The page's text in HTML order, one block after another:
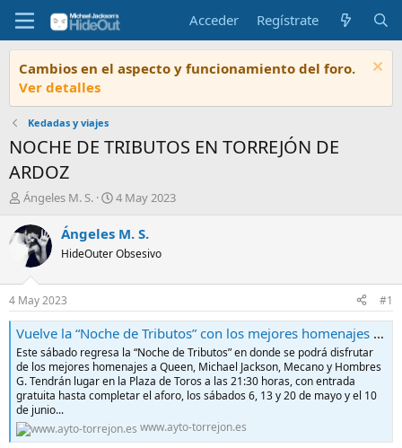
Acceder Regístrate
Cambios en el aspecto y funcionamiento del foro.
Ver detalles
Kedadas y viajes
NOCHE DE TRIBUTOS EN TORREJÓN DE
ARDOZ
I
i
c
a
d
o
r
d
e
l
t
e
m
a
Ángeles M. S.
F
c
a
i
n
i
c
i
o
4 May 2023
Ángeles M. S.
HideOuter Obsesivo
4 May 2023 #1
Vuelve la “Noche de Tributos” con los mejores homenajes a Queen, Michael Jackson, Mecano y Hombres G | Ayuntamiento de Torrejon
Este sábado regresa la “Noche de Tributos” en donde se podrá disfrutar
de los mejores homenajes a Queen, Michael Jackson, Mecano y Hombres
G. Tendrán lugar en la Plaza de Toros a las 21:30 horas, con entrada
gratuita hasta completar el aforo, los sábados 6, 13 y 20 de mayo y el 10
de junio...
www.ayto-torrejon.es